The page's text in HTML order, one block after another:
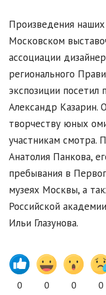
Произведения
Московском
ассоциации
регионального
экспозиции посетил
Александр Казарин.
творчеству юных
участникам смотра.
Анатолия Панкова,
пребывания в
музеях Москвы, а
Российской
Ильи Глазунова.
0 0 0 0